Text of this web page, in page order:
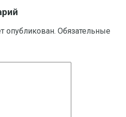
опубликован. Обязательные